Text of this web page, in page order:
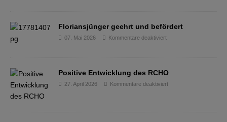
Floriansjünger geehrt und befördert
07. Mai 2026 Kommentare deaktiviert
Positive Entwicklung des RCHO
27. April 2026 Kommentare deaktiviert